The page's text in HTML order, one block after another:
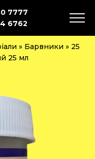
7777
6762
» Барвники » 25
25 мл